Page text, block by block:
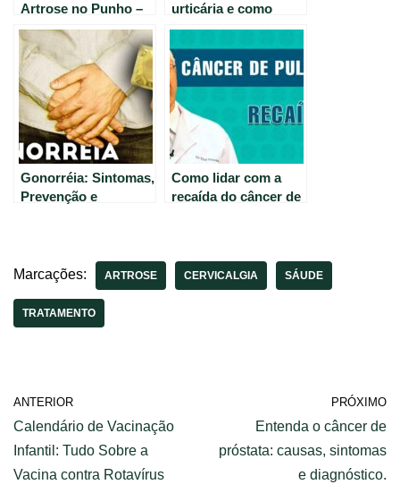
Artrose no Punho –
Saiba como lidar
com essa condição –
Dr. Fernando Moya
CRM 112046
urticária e como
tratá-la de forma
eficaz
Gonorréia: Sintomas,
Prevenção e
Como lidar com a
recaída do câncer de
Marcações: ARTROSE CERVICALGIA SÁUDE
TRATAMENTO
ANTERIOR
Calendário de Vacinação
Infantil: Tudo Sobre a
Vacina contra Rotavírus
PRÓXIMO
Entenda o câncer de
próstata: causas, sintomas
e diagnóstico.